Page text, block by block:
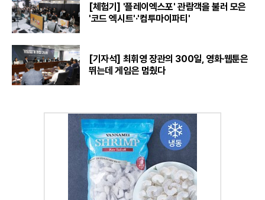
[체험기] '플레이엑스포' 관람객을 불러 모은
'코드 엑시트'·'컴투마이파티'
[기자석] 최휘영 장관의 300일, 영화·웹툰은
뛰는데 게임은 멈췄다